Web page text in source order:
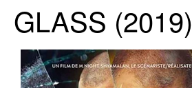
GLASS (2019)